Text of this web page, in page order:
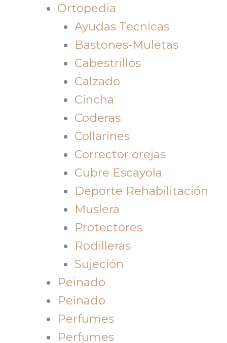
Ortopedia
Ayudas Tecnicas
Bastones-Muletas
Cabestrillos
Calzado
Cincha
Coderas
Collarines
Corrector orejas
Cubre Escayola
Deporte Rehabilitación
Muslera
Protectores
Rodilleras
Sujeción
Peinado
Peinado
Perfumes
Perfumes